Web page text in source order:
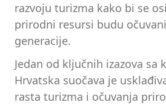
razvoju turizma kako bi se
prirodni resursi budu
generacije.
Jedan od ključnih izazova sa
Hrvatska suočava je
rasta turizma i očuvanja